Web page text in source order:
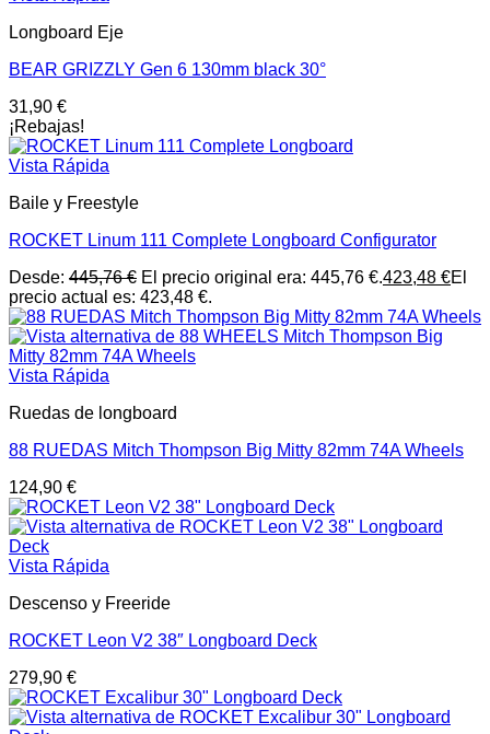
Longboard Eje
BEAR GRIZZLY Gen 6 130mm black 30°
31,90 €
¡Rebajas!
Vista Rápida
Baile y Freestyle
ROCKET Linum 111 Complete Longboard Configurator
Desde: 445,76€ El precio original era: 445,76 €.423,48 €El
precio actual es: 423,48 €.
Vista Rápida
Ruedas de longboard
88 RUEDAS Mitch Thompson Big Mitty 82mm 74A Wheels
124,90 €
Vista Rápida
Descenso y Freeride
ROCKET Leon V2 38″ Longboard Deck
279,90 €